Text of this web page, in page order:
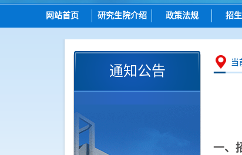
网站首页 研究生院介绍
研究生院简介
岗位职责
政策法规
总则
招生
招
通知公告
当
一、